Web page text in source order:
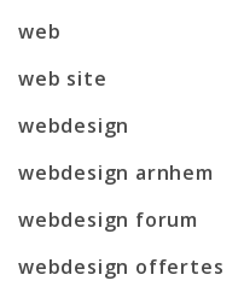
web
web site
webdesign
webdesign arnhem
webdesign forum
webdesign offertes